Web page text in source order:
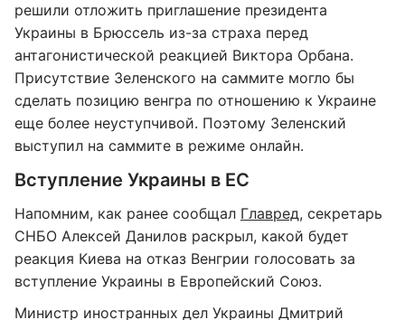
решили отложить приглашение президента
Украины в Брюссель из-за страха перед
антагонистической реакцией Виктора Орбана.
Присутствие Зеленского на саммите могло бы
сделать позицию венгра по отношению к Украине
еще более неуступчивой. Поэтому Зеленский
выступил на саммите в режиме онлайн.
Вступление Украины в ЕС
Напомним, как ранее сообщал Главред, секретарь
СНБО Алексей Данилов раскрыл, какой будет
реакция Киева на отказ Венгрии голосовать за
вступление Украины в Европейский Союз.
Министр иностранных дел Украины Дмитрий